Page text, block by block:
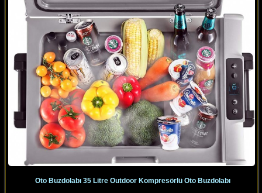
Oto Buzdolabı 35 Litre Outdoor Kompresörlü Oto Buzdolabı